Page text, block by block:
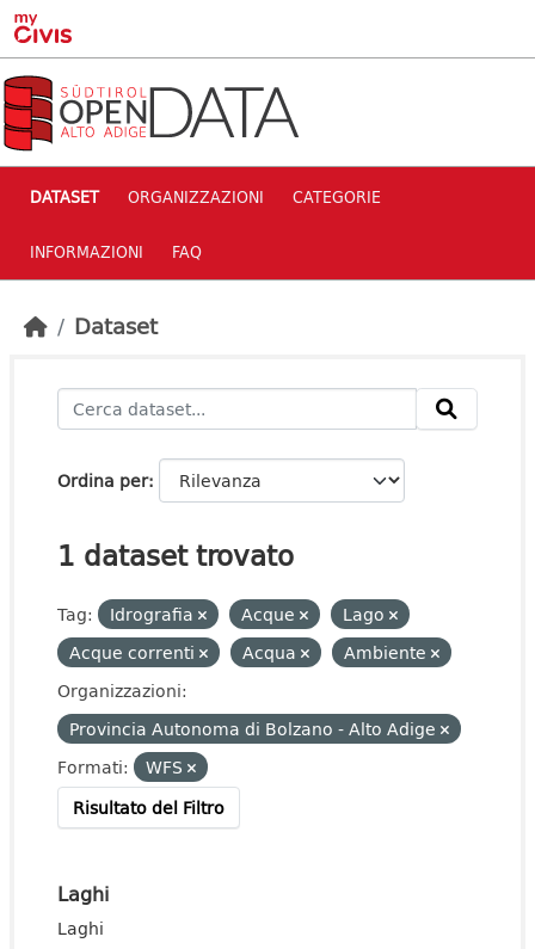
Skip to main content
DATASET ORGANIZZAZIONI CATEGORIE
INFORMAZIONI FAQ
Dataset
Ordina per
1 dataset trovato
Tag: Idrografia Acque
Lago
Acque correnti
Acqua
Ambiente
Organizzazioni:
Provincia Autonoma di Bolzano - Alto Adige
Formati:
WFS
Risultato del Filtro
Laghi
Laghi